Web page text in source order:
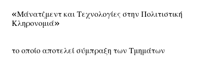
«Μάνατζμεντ και Τεχνολογίες στην Πολιτιστική
Κληρονομιά»
το οποίο αποτελεί σύμπραξη των Τμημάτων